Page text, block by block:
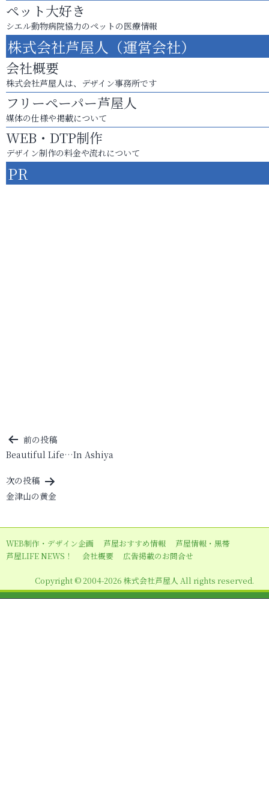
ペット大好き
シエル動物病院協力のペットの医療情報
株式会社芦屋人（運営会社）
会社概要
株式会社芦屋人は、デザイン事務所です
フリーペーパー芦屋人
媒体の仕様や掲載について
WEB・DTP制作
デザイン制作の料金や流れについて
PR
投
稿
ナ
ビ
ー
シ
ン
前の投稿
Beautiful Life…In Ashiya
次の投稿
金津山の黄金
WEB制作・デザイン企画 芦屋おすすめ情報
芦屋情報・黒帯
芦屋LIFE NEWS！
会社概要 広告掲載のお問合せ
Copyright © 2004-2026 株式会社芦屋人 All rights reserved.